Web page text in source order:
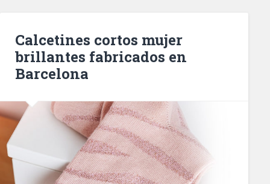
Calcetines cortos mujer
brillantes fabricados en
Barcelona